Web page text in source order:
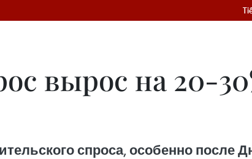
вырос на 20-
спроса, особенно после